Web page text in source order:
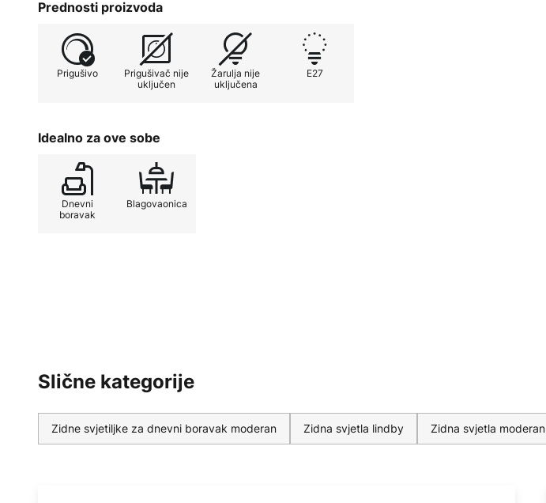
žarulje s filament tehnologijom kako bi izgledale što sličnije staroj
dobroj žarulji sa žarnom niti.
Prednosti proizvoda
Prigušivo
Prigušivač nije
uključen
Žarulja nije
uključena
E27
Idealno za ove sobe
Dnevni
boravak
Blagovaonica
Slične kategorije
Zidne svjetiljke za dnevni boravak moderan Zidna svjetla lindby Zidna svjetla moderan